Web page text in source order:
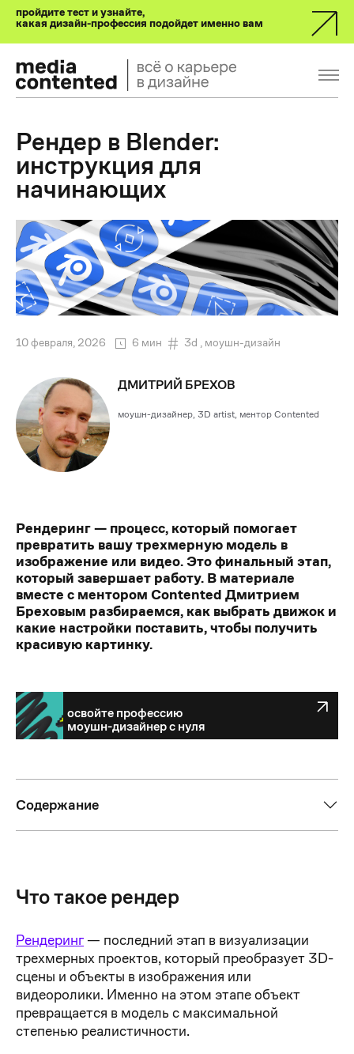
пройдите тест и узнайте,
какая дизайн-профессия подойдет именно вам
Рендер в Blender:
инструкция для
начинающих
10 февраля, 2026 6 мин 3d , моушн-дизайн
ДМИТРИЙ БРЕХОВ
моушн-дизайнер, 3D artist, ментор Contented
Рендеринг — процесс, который помогает
превратить вашу трехмерную модель в
изображение или видео. Это финальный этап,
который завершает работу. В материале
вместе с ментором Contented Дмитрием
Бреховым разбираемся, как выбрать движок и
какие настройки поставить, чтобы получить
красивую картинку.
освойте профессию
моушн-дизайнер с нуля
освойте профессию
моушн-дизайнер с нуля
Содержание
Что такое рендер
Рендеринг — последний этап в визуализации
трехмерных проектов, который преобразует 3D-
сцены и объекты в изображения или
видеоролики. Именно на этом этапе объект
превращается в модель с максимальной
степенью реалистичности.